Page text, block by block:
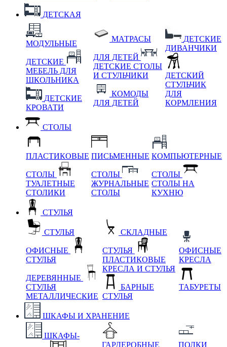
ДЕТСКАЯ
МОДУЛЬНЫЕ
ДЕТСКИЕ
МЕБЕЛЬ ДЛЯ
ШКОЛЬНИКА
ДЕТСКИЕ
КРОВАТИ
МАТРАСЫ
ДЛЯ ДЕТЕЙ
ДЕТСКИЕ СТОЛЫ
И СТУЛЬЧИКИ
КОМОДЫ
ДЛЯ ДЕТЕЙ
ДЕТСКИЕ
ДИВАНЧИКИ
ДЕТСКИЙ
СТУЛЬЧИК
ДЛЯ
КОРМЛЕНИЯ
СТОЛЫ
ПЛАСТИКОВЫЕ
СТОЛЫ
ТУАЛЕТНЫЕ
СТОЛИКИ
ПИСЬМЕННЫЕ
СТОЛЫ
ЖУРНАЛЬНЫЕ
СТОЛЫ
КОМПЬЮТЕРНЫЕ
СТОЛЫ
СТОЛЫ НА
КУХНЮ
СТУЛЬЯ
СТУЛЬЯ
ОФИСНЫЕ
СТУЛЬЯ
ДЕРЕВЯННЫЕ
СТУЛЬЯ
МЕТАЛЛИЧЕСКИЕ
СКЛАДНЫЕ
СТУЛЬЯ
ПЛАСТИКОВЫЕ
КРЕСЛА И СТУЛЬЯ
БАРНЫЕ
СТУЛЬЯ
ОФИСНЫЕ
КРЕСЛА
ТАБУРЕТЫ
ШКАФЫ И ХРАНЕНИЕ
ШКАФЫ-
ГАРДЕРОБНЫЕ
ПОЛКИ